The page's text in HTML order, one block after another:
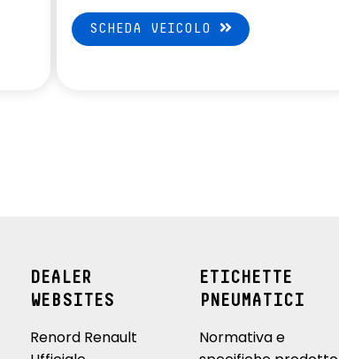
SCHEDA VEICOLO
DEALER
WEBSITES
Renord Renault
ETICHETTE
PNEUMATICI
Normativa e